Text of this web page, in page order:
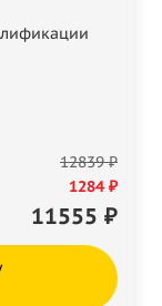
12839 ₽
1284 ₽
11555 ₽